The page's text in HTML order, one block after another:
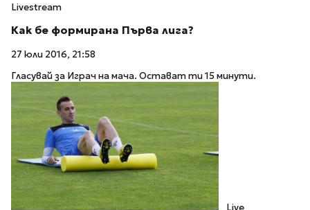
Livestream
Как бе формирана Първа лига?
27 юли 2016, 21:58
Гласувай за Играч на мача. Остават ти 15 минути.
Live